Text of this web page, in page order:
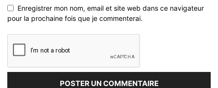
Enregistrer mon nom, email et site web dans ce navigateur
pour la prochaine fois que je commenterai.